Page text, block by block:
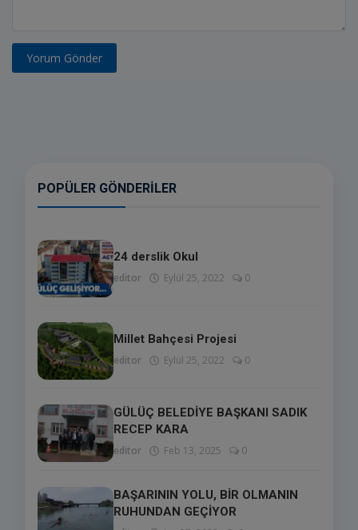
Yorum Gönder
POPÜLER GÖNDERILER
24 derslik Okul
editor Eylül 25, 2022 0
Millet Bahçesi Projesi
editor Eylül 25, 2022 0
GÜLÜÇ BELEDİYE BAŞKANI SADIK
RECEP KARA
editor Feb 13, 2025 0
BAŞARININ YOLU, BİR OLMANIN
RUHUNDAN GEÇİYOR